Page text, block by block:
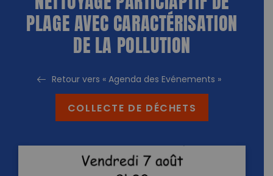
PLAGE AVEC CARACTÉRISATION
DE LA POLLUTION
Retour vers « Agenda des Evénements »
COLLECTE DE DÉCHETS